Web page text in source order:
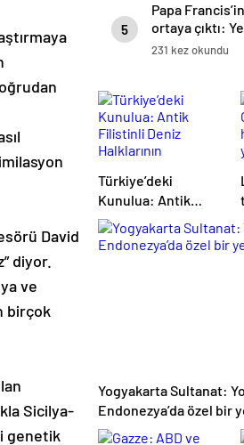
David
diyor.
ve
birçok
Sicilya-
genetik
5
Papa
ortaya çıktı:
ilk rotası
231 kez okundu
Türkiye’deki
Kunulua: Antik
Filistinli Deniz
Halklarının
Anayurdu
Yogyakarta Sultanat:
Endonezya’da özel bir